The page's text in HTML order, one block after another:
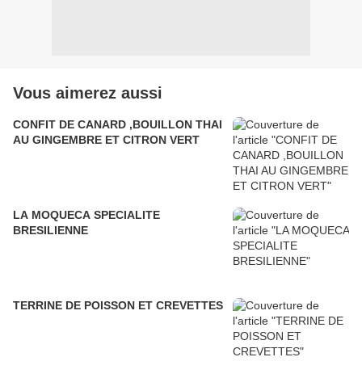
Vous aimerez aussi
CONFIT DE CANARD ,BOUILLON THAI
AU GINGEMBRE ET CITRON VERT
LA MOQUECA SPECIALITE
BRESILIENNE
TERRINE DE POISSON ET CREVETTES